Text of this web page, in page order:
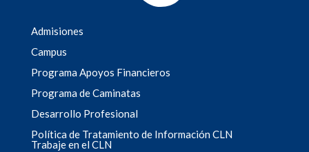
Admisiones
Campus
Programa Apoyos Financieros
Programa de Caminatas
Desarrollo Profesional
Política de Tratamiento de Información CLN
Trabaje en el CLN